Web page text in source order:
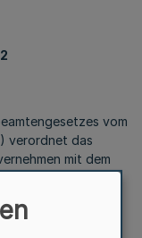
vom
verordnet das
mit dem
des Innern: